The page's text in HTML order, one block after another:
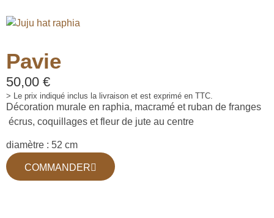
Pavie
50,00 €
> Le prix indiqué inclus la livraison et est exprimé en TTC.
Décoration murale en raphia, macramé et ruban de franges
écrus, coquillages et fleur de jute au centre
diamètre : 52 cm
COMMANDER